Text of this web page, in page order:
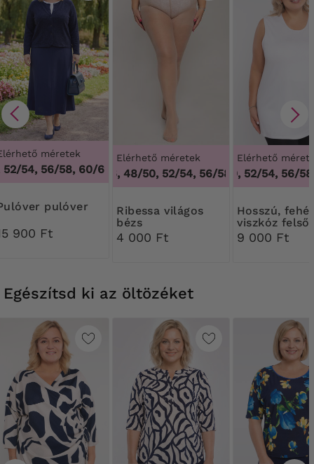
méretek
54, 56/58, 60/62, 48/50, 52/54, 56/58, 60/62
pulóver pulóver
900 Ft
Elérhető méretek
44/46, 48/50, 52/54, 56/58, 60/62,44/46,
Ribessa világos
bézs
Harisnyanadrág 30
DEN
4 000 Ft
Elérhető
48/50, 52/54, 56/58,
Hosszú, fehér
viszkóz felső
9 000 Ft
Egészítsd ki az öltözéket